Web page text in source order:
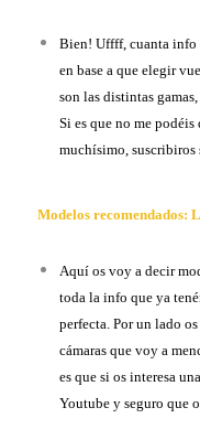
Bien! Uffff, cuanta info
en base a que elegir
son las distintas
Si es que no me
muchísimo, suscribiros
Modelos recomendados:
Aquí os voy a decir
toda la info que ya
perfecta. Por un lado
cámaras que voy a
es que si os interesa
Youtube y seguro que